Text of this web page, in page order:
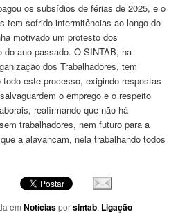
os subsídios de férias de 2025, e o
tem sofrido intermitências ao longo do
motivado um protesto dos
do ano passado. O SINTAB, na
dos Trabalhadores, tem
todo este processo, exigindo respostas
o emprego e o respeito
reafirmando que não há
trabalhadores, nem futuro para a
a alavancam, nela trabalhando todos
emNotíciasporsintab. Ligação